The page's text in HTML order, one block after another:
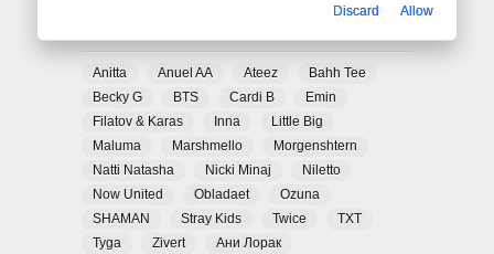
Anitta Anuel AA Ateez
Bahh Tee
Becky G
BTS Cardi B
Emin
Filatov & Karas
Inna
Little Big
Maluma
Marshmello
Morgenshtern
Natti Natasha
Nicki Minaj
Niletto
Now United
Obladaet
Ozuna
SHAMAN
Stray Kids Twice
TXT
Tyga
Zivert
Ани Лорак
Discard Allow